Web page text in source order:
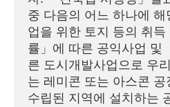
중 다음의 어느 하나에
업을 위한 토지 등의 취득
률」에 따른 공익사업 및
른 도시개발사업으로 우
는 레미콘 또는 아스콘 공
수립된 지역에 설치하는